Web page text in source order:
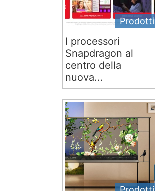
Prodotti
I processori
Snapdragon al
centro della
nuova...